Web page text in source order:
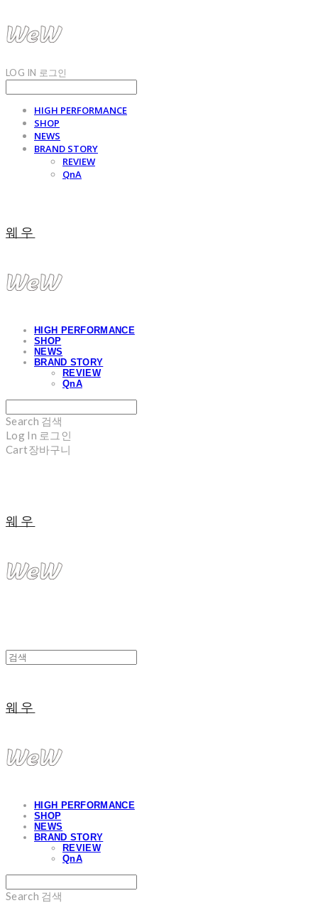
LOG IN 로그인
HIGH PERFORMANCE
SHOP
NEWS
BRAND STORY
REVIEW
QnA
웨우
HIGH PERFORMANCE
SHOP
NEWS
BRAND STORY
REVIEW
QnA
Search 검색
Log In 로그인
Cart장바구니
웨우
웨우
HIGH PERFORMANCE
SHOP
NEWS
BRAND STORY
REVIEW
QnA
Search 검색